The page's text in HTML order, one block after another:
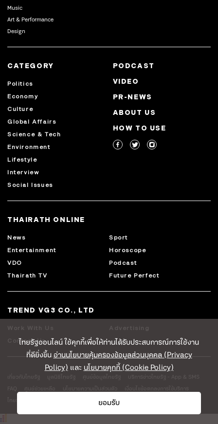
ไทยรัฐออนไลน์ ใช้คุกกี้เพื่อให้ท่านได้รับประสบการณ์การใช้งาน
ที่ดียิ่งขึ้นอ่านนโยบายคุ้มครองข้อมูลส่วนบุคคล (Privacy
Policy) และนโยบายคุกกี้ (Cookie Policy)
ยอมรับ
Music
Art & Performance
Design
CATEGORY
Politics
Economy
Culture
Global Affairs
Science & Tech
Environment
Lifestyle
Interview
Social Issues
PODCAST
VIDEO
PR-NEWS
ABOUT US
HOW TO USE
THAIRATH ONLINE
News
Sport
Entertainment
Horoscope
VDO
Podcast
Thairath TV
Future Perfect
TREND VG3 CO., LTD
Work With Us
Advertising
Contact Us
เกี่ยวกับไทยรัฐ มูลนิธิไทยรัฐ ศูนย์ข้อมูลไทยรัฐ
บริการข่าวไทยรัฐ - App & SMS
FAQ
ศูนย์ช่วยเหลือ นโยบายความเป็นส่วนตัว
เงื่อนไขข้อตกลงการใช้บริการ
ไทยรัฐโลจิสติคส์